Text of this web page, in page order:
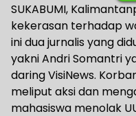
SUKABUMI,
kekerasan terhadap
ini dua jurnalis yang
yakni Andri Somantri
daring VisiNews.
meliput aksi dan
mahasiswa menolak